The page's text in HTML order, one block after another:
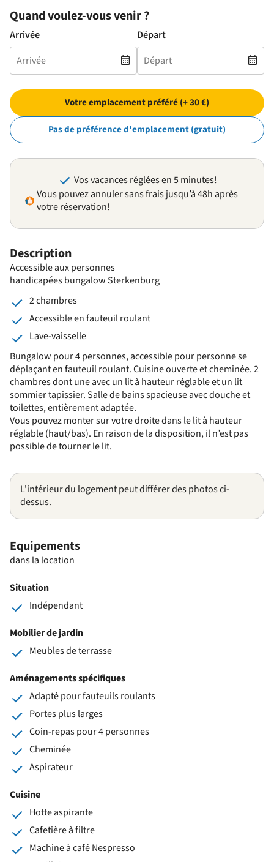
Description
Accessible aux personnes
handicapées bungalow Sterkenburg
2 chambres
Accessible en fauteuil roulant
Lave-vaisselle
Bungalow pour 4 personnes, accessible pour personne se
déplaçant en fauteuil roulant. Cuisine ouverte et cheminée. 2
chambres dont une avec un lit à hauteur réglable et un lit
sommier tapissier. Salle de bains spacieuse avec douche et
toilettes, entièrement adaptée.
Vous pouvez monter sur votre droite dans le lit à hauteur
réglable (haut/bas). En raison de la disposition, il n’est pas
possible de tourner le lit.
L'intérieur du logement peut différer des photos ci-
dessus.
Quand voulez-vous venir ?
Arrivée Départ
Votre emplacement préféré (+ 30 €)
Pas de préférence d'emplacement (gratuit)
Vos vacances réglées en 5 minutes!
Vous pouvez annuler sans frais jusqu’à 48h après
votre réservation!
Equipements
dans la location
Situation
Indépendant
Mobilier de jardin
Meubles de terrasse
Aménagements spécifiques
Adapté pour fauteuils roulants
Portes plus larges
Coin-repas pour 4 personnes
Cheminée
Aspirateur
Cuisine
Hotte aspirante
Cafetière à filtre
Machine à café Nespresso